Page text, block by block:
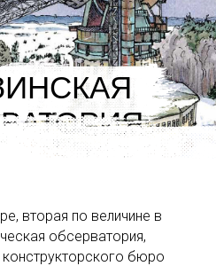
вторая по величине в
обсерватория,
бюро